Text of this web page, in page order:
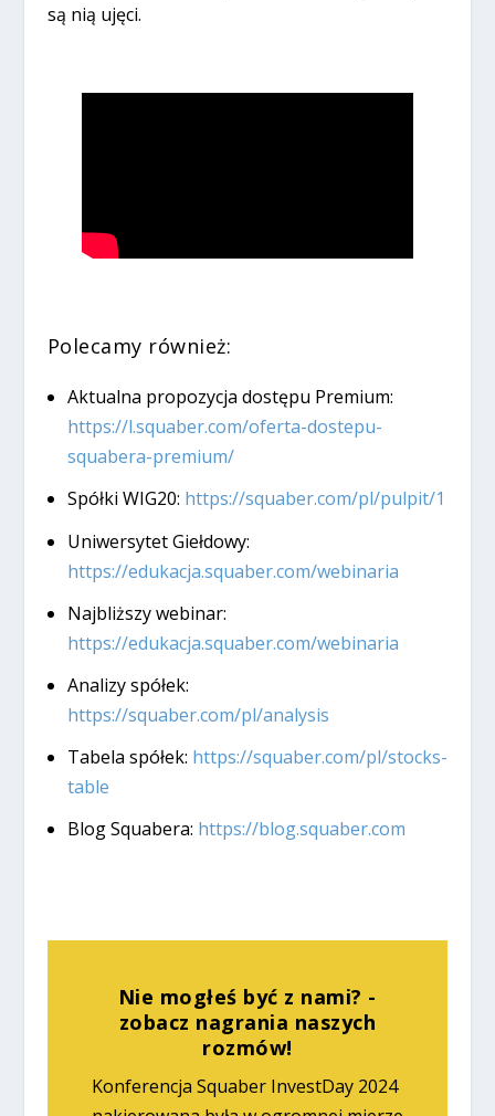
są nią ujęci.
Polecamy również:
Aktualna propozycja dostępu Premium:
https://l.squaber.com/oferta-dostepu-
squabera-premium/
Spółki WIG20: https://squaber.com/pl/pulpit/1
Uniwersytet Giełdowy:
https://edukacja.squaber.com/webinaria
Najbliższy webinar:
https://edukacja.squaber.com/webinaria
Analizy spółek:
https://squaber.com/pl/analysis
Tabela spółek: https://squaber.com/pl/stocks-
table
Blog Squabera: https://blog.squaber.com
Nie mogłeś być z nami? -
zobacz nagrania naszych
rozmów!
Konferencja Squaber InvestDay 2024